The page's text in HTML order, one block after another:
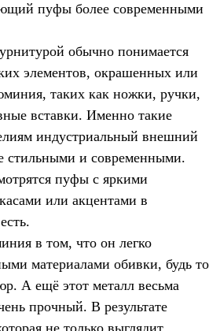
пуфы более современными
обычно понимается
элементов, окрашенных или
таких как ножки, ручки,
вставки. Именно такие
индустриальный внешний
стильными и современными.
пуфы с яркими
или акцентами в
в том, что он легко
материалами обивки, будь то
А ещё этот металл весьма
прочный. В результате